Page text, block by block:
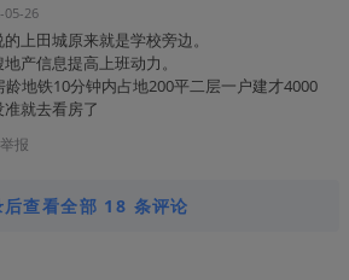
05-26
上田城原来就是学校旁边。
产信息提高上班动力。
龄地铁10分钟内占地200平二层一户建才4000
就去看房了
举报
后查看全部 18 条评论